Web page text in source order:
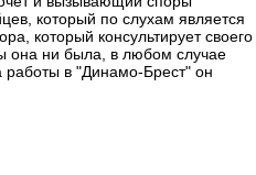
который по слухам является
который консультирует своего
она ни была, в любом случае
работы в "Динамо-Брест" он